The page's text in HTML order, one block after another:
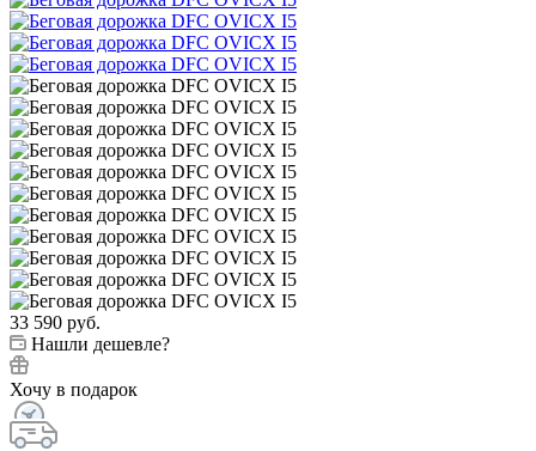
33 590 руб.
Нашли дешевле?
Хочу в подарок